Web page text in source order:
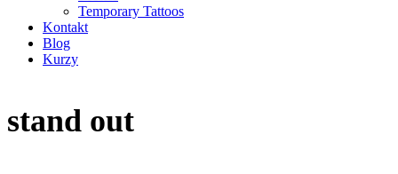
Temporary Tattoos
Kontakt
Blog
Kurzy
stand out